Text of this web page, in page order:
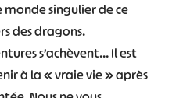
monde singulier de ce
des dragons.
s’achèvent… Il est
à la « vraie vie » après